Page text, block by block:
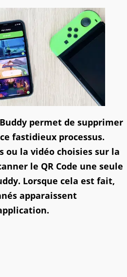
permet de supprimer
fastidieux processus.
ou la vidéo choisies sur la
le QR Code une seule
Lorsque cela est fait,
apparaissent